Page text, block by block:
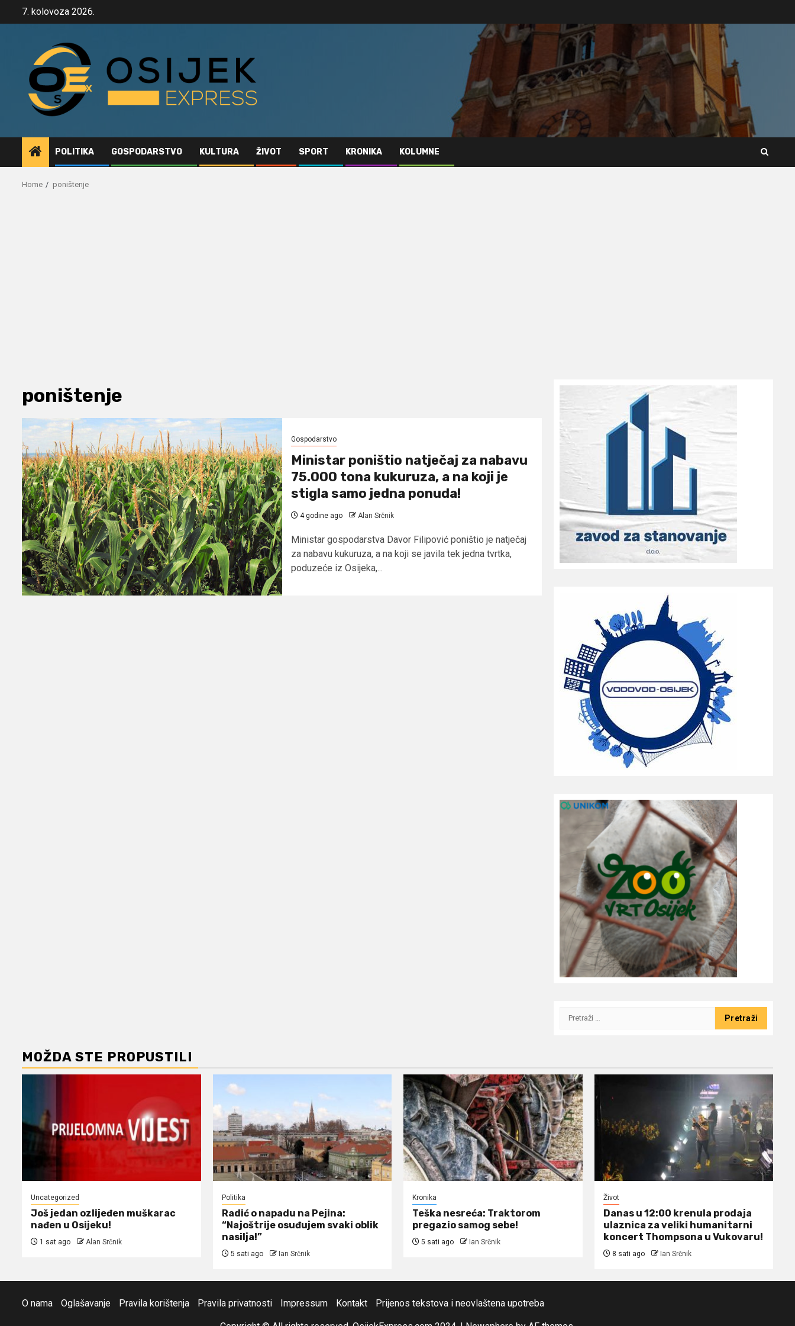
7. kolovoza 2026.
POLITIKA GOSPODARSTVO KULTURA ŽIVOT SPORT KRONIKA KOLUMNE
Home poništenje
poništenje
Gospodarstvo
Ministar poništio natječaj za nabavu
75.000 tona kukuruza, a na koji je
stigla samo jedna ponuda!
4 godine ago Alan Srčnik
Ministar gospodarstva Davor Filipović poništio je natječaj
za nabavu kukuruza, a na koji se javila tek jedna tvrtka,
poduzeće iz Osijeka,...
Pretraži:
MOŽDA STE PROPUSTILI
Uncategorized
Još jedan ozlijeđen muškarac
nađen u Osijeku!
1 sat ago Alan Srčnik
Politika
Radić o napadu na Pejina:
“Najoštrije osuđujem svaki oblik
nasilja!”
5 sati ago Ian Srčnik
Kronika
Teška nesreća: Traktorom
pregazio samog sebe!
5 sati ago Ian Srčnik
Život
Danas u 12:00 krenula prodaja
ulaznica za veliki humanitarni
koncert Thompsona u Vukovaru!
8 sati ago Ian Srčnik
O nama Oglašavanje Pravila korištenja Pravila privatnosti Impressum Kontakt Prijenos tekstova i neovlaštena upotreba